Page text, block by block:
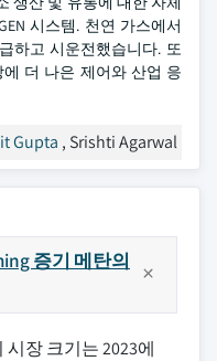
시스템. 천연 가스에서
하고 시운전했습니다. 또
더 나은 제어와 산업 응
Gupta , Srishti Agarwal
증기 메탄의
장 크기는 2023에